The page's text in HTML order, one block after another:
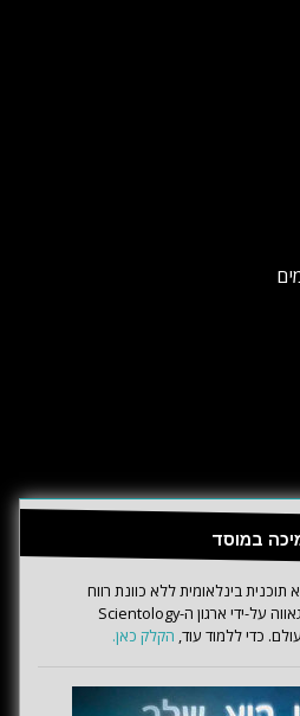
במוסד
בינלאומית ללא כוונת רווח
לחינוך על סמים שממומנת בגאווה על-ידי ארגון ה-Scientology
כדי ללמוד עוד, הקלק כאן.